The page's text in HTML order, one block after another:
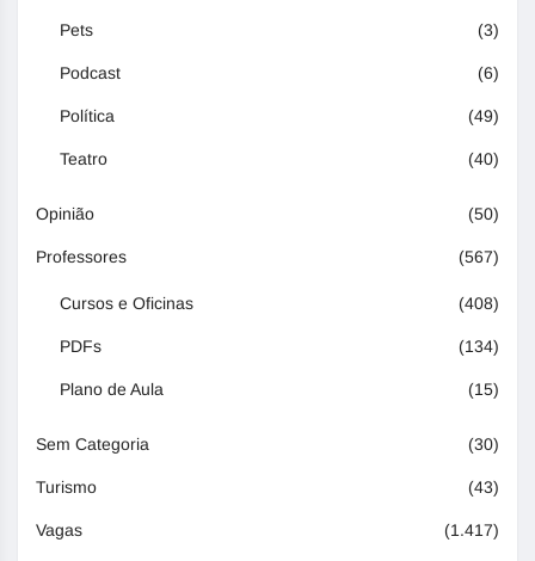
Pets (3)
Podcast (6)
Política (49)
Teatro (40)
Opinião (50)
Professores (567)
Cursos e Oficinas (408)
PDFs (134)
Plano de Aula (15)
Sem Categoria (30)
Turismo (43)
Vagas (1.417)